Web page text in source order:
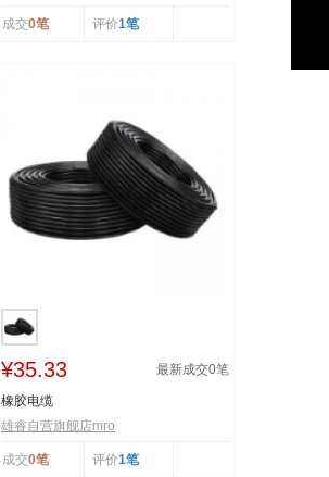
成交0笔 评价1笔
¥35.33 最新成交0笔
橡胶电缆
雄睿自营旗舰店mro
成交0笔 评价1笔